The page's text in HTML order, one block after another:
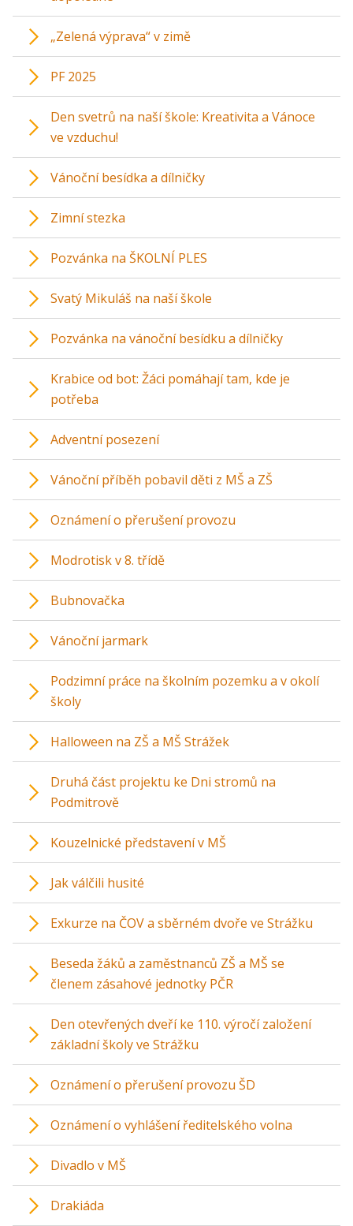
„Zelená výprava“ v zimě
PF 2025
Den svetrů na naší škole: Kreativita a Vánoce
ve vzduchu!
Vánoční besídka a dílničky
Zimní stezka
Pozvánka na ŠKOLNÍ PLES
Svatý Mikuláš na naší škole
Pozvánka na vánoční besídku a dílničky
Krabice od bot: Žáci pomáhají tam, kde je
potřeba
Adventní posezení
Vánoční příběh pobavil děti z MŠ a ZŠ
Oznámení o přerušení provozu
Modrotisk v 8. třídě
Bubnovačka
Vánoční jarmark
Podzimní práce na školním pozemku a v okolí
školy
Halloween na ZŠ a MŠ Strážek
Druhá část projektu ke Dni stromů na
Podmitrově
Kouzelnické představení v MŠ
Jak válčili husité
Exkurze na ČOV a sběrném dvoře ve Strážku
Beseda žáků a zaměstnanců ZŠ a MŠ se
členem zásahové jednotky PČR
Den otevřených dveří ke 110. výročí založení
základní školy ve Strážku
Oznámení o přerušení provozu ŠD
Oznámení o vyhlášení ředitelského volna
Divadlo v MŠ
Drakiáda